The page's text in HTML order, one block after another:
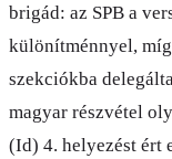
brigád: az SPB a
különítménnyel,
szekciókba
magyar részvétel
(Id) 4. helyezést ért